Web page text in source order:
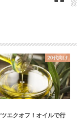
20代向け
エクオフ！オイルで行